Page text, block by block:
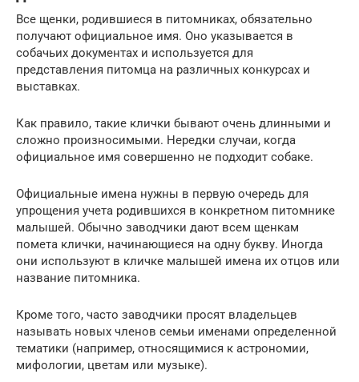
Все щенки, родившиеся в питомниках, обязательно
получают официальное имя. Оно указывается в
собачьих документах и используется для
представления питомца на различных конкурсах и
выставках.
Как правило, такие клички бывают очень длинными и
сложно произносимыми. Нередки случаи, когда
официальное имя совершенно не подходит собаке.
Официальные имена нужны в первую очередь для
упрощения учета родившихся в конкретном питомнике
малышей. Обычно заводчики дают всем щенкам
помета клички, начинающиеся на одну букву. Иногда
они используют в кличке малышей имена их отцов или
название питомника.
Кроме того, часто заводчики просят владельцев
называть новых членов семьи именами определенной
тематики (например, относящимися к астрономии,
мифологии, цветам или музыке).